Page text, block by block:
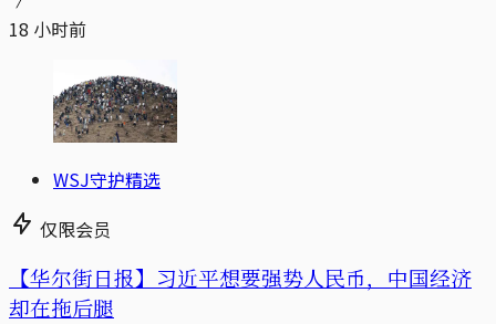
18 小时前
WSJ守护精选
仅限会员
【华尔街日报】习近平想要强势人民币，中国经济
却在拖后腿